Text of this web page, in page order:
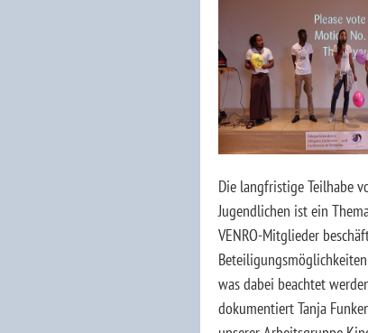
Die langfristige Teilhabe
Jugendlichen ist ein
VENRO-Mitglieder
was dabei beachtet
dokumentiert Tanja